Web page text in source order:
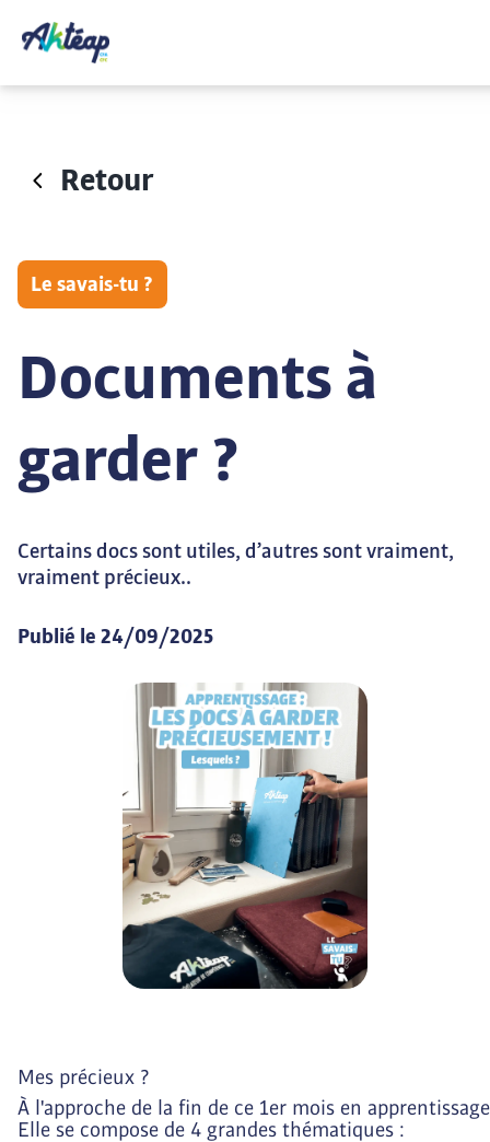
Retour
Le savais-tu ?
Documents à
garder ?
Certains docs sont utiles, d’autres sont vraiment,
vraiment précieux..
Publié le 24/09/2025
Mes précieux ?
À l'approche de la fin de ce 1er mois en
Elle se compose de 4 grandes thématiques :